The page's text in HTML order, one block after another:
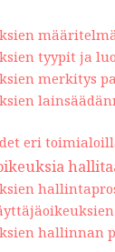
tyypit ja
merkitys
eri
hallinnan